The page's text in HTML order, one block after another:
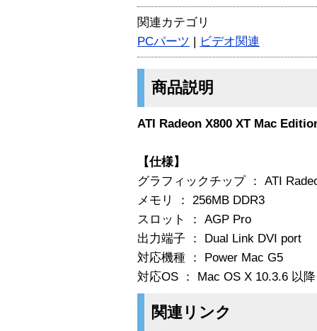
関連カテゴリ
PCパーツ | ビデオ関連
商品説明
ATI Radeon X800 XT Mac
【仕様】
グラフィックチップ ： ATI
メモリ ： 256MB DDR3
スロット ： AGP Pro
出力端子 ： Dual Link DVI port
対応機種 ： Power Mac G5
対応OS ： Mac OS X 10.3.6 以降
関連リンク